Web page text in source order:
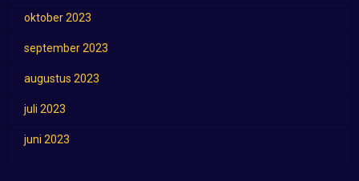
oktober 2023
september 2023
augustus 2023
juli 2023
juni 2023